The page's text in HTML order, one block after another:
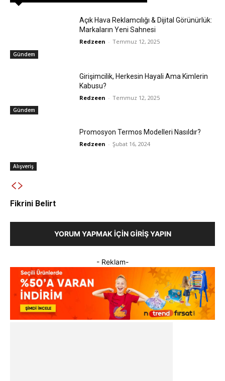
Gündem
Açık Hava Reklamcılığı & Dijital Görünürlük:
Markaların Yeni Sahnesi
Redzeen - Temmuz 12, 2025
Gündem
Girişimcilik, Herkesin Hayali Ama Kimlerin
Kabusu?
Redzeen - Temmuz 12, 2025
Alışveriş
Promosyon Termos Modelleri Nasıldır?
Redzeen - Şubat 16, 2024
Fikrini Belirt
YORUM YAPMAK İÇIN GIRIŞ YAPIN
- Reklam-